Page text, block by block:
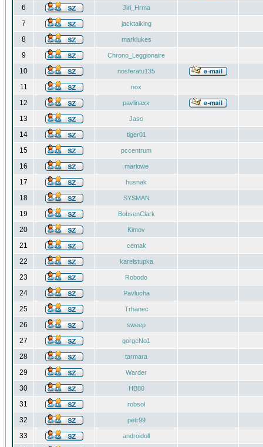
6
Jiri_Hrma
7 jacktalking
8 marklukes
9 Chrono_Leggionaire
10 nosferatu135
11 nox
12 pavlinaxx
13 Jaso
14 tiger01
15 pccentrum
16 marlowe
17 husnak
18 SYSMAN
19 BobsenClark
20 Kimov
21 cemak
22 karelstupka
23 Robodo
24 Pavlucha
25 Trhanec
26 sweep
27 gorgeNo1
28 tarmara
29 Warder
30 HB80
31 robsol
32 petr99
33 androidoll